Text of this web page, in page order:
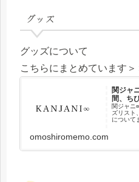
グッズ
グッズについて
こちらにまとめています＞
関ジャ
間、ち
関ジャニ
ズリスト
について
omoshiromemo.com